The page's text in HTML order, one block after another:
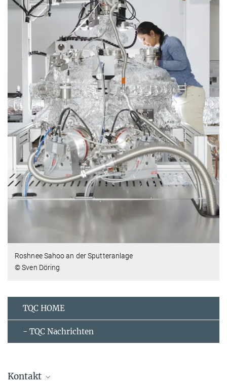
Roshnee Sahoo an der Sputteranlage
© Sven Döring
TQC HOME
- TQC Nachrichten
Kontakt